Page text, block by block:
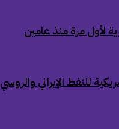
لأول مرة منذ عامين
للنفط الإيراني والروسي